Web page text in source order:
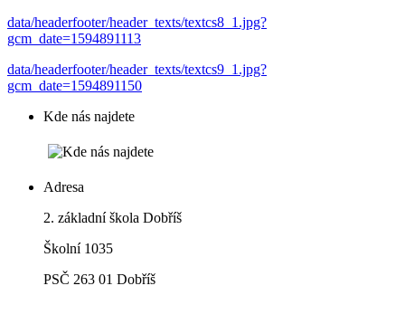
data/headerfooter/header_texts/textcs8_1.jpg?
gcm_date=1594891113
data/headerfooter/header_texts/textcs9_1.jpg?
gcm_date=1594891150
Kde nás najdete
Adresa
2. základní škola Dobříš
Školní 1035
PSČ 263 01 Dobříš